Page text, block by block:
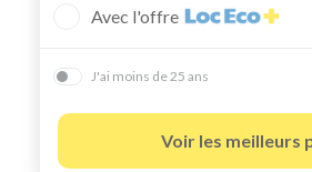
Avec l'offre
J'ai moins de 25 ans
Voir les meilleurs